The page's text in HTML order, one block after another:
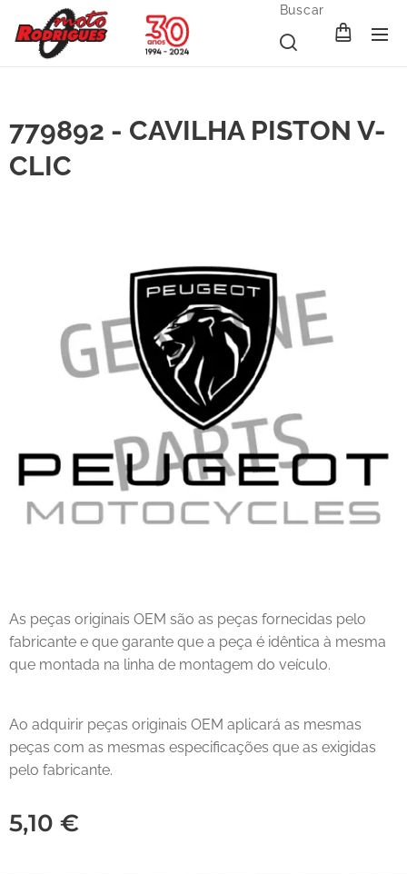
Buscar
779892 - CAVILHA PISTON V-
CLIC
As peças originais OEM são as peças fornecidas pelo
fabricante e que garante que a peça é idêntica à mesma
que montada na linha de montagem do veículo.
Ao adquirir peças originais OEM aplicará as mesmas
peças com as mesmas especificações que as exigidas
pelo fabricante.
5,10 €